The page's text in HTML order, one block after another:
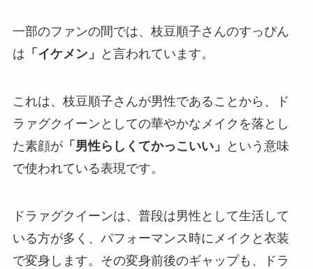
一部のファンの間では、枝豆順子さんのすっぴん
は 「イケメン」 と言われています。
これは、枝豆順子さんが男性であることから、ド
ラァグクイーンとしての華やかなメイクを落とし
た素顔が「男性らしくてかっこいい」
という意味
で使われている表現です。
ドラァグクイーンは、普段は男性として生活して
いる方が多く、パフォーマンス時にメイクと衣装
で変身します。その変身前後のギャップも、ドラ